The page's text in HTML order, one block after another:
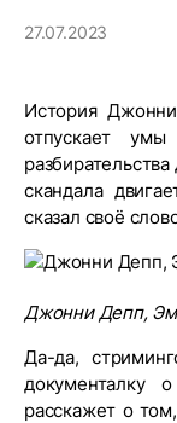
27.07.2023
История
отпускает
скандала
сказал своё
Джонни Депп,
Да-да,
документалку
расскажет о